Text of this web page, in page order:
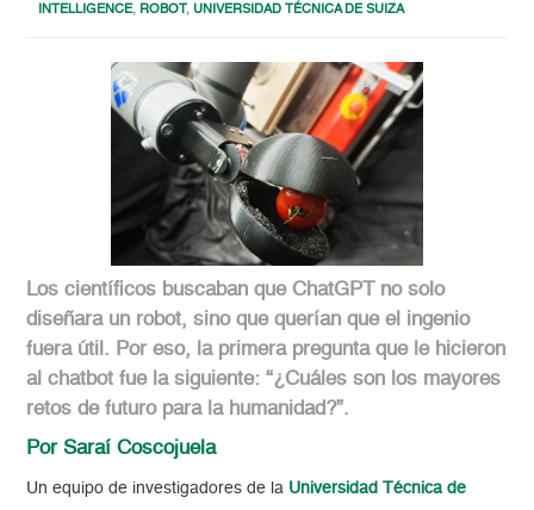
INTELLIGENCE, ROBOT,UNIVERSIDAD TÉCNICA DE SUIZA
Los científicos buscaban que ChatGPT no solo
diseñara un robot, sino que querían que el ingenio
fuera útil. Por eso, la primera pregunta que le hicieron
al chatbot fue la siguiente: “¿Cuáles son los mayores
retos de futuro para la humanidad?”.
Por Saraí Coscojuela
Un equipo de investigadores de la Universidad Técnica de